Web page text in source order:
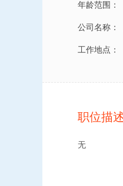
年龄范围：
公司名称：
工作地点：
职位描
无